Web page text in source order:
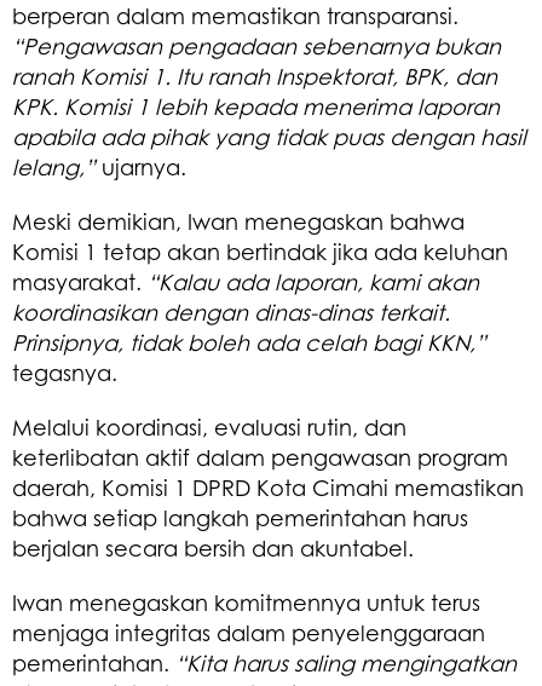
berperan dalam memastikan transparansi.
“Pengawasan pengadaan sebenarnya bukan
ranah Komisi 1. Itu ranah Inspektorat, BPK, dan
KPK. Komisi 1 lebih kepada menerima laporan
apabila ada pihak yang tidak puas dengan hasil
lelang,”ujarnya.
Meski demikian, Iwan menegaskan bahwa
Komisi 1 tetap akan bertindak jika ada keluhan
masyarakat. “Kalau ada laporan, kami akan
koordinasikan dengan dinas-dinas terkait.
Prinsipnya, tidak boleh ada celah bagi KKN,”
tegasnya.
Melalui koordinasi, evaluasi rutin, dan
keterlibatan aktif dalam pengawasan program
daerah, Komisi 1 DPRD Kota Cimahi memastikan
bahwa setiap langkah pemerintahan harus
berjalan secara bersih dan akuntabel.
Iwan menegaskan komitmennya untuk terus
menjaga integritas dalam penyelenggaraan
pemerintahan. “Kita harus saling mengingatkan